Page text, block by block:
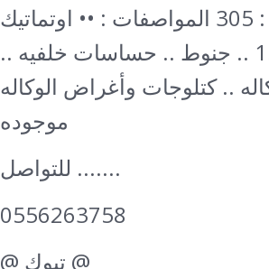
وكاله القزازت : بلد عداد : 305 المواصفات : •• اوتماتيك
•• 4 سلندر .. مكينة 1.6 .. جنوط .. حساسات خلفيه ..
.. كتلوجات وأغراض الوكاله
موجوده
للتواصل .......
0556263758
@ تبوك @